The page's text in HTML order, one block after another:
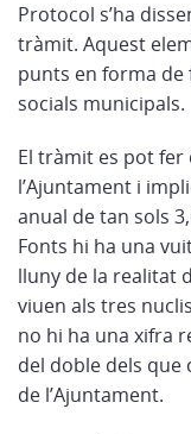
Protocol s’ha
tràmit. Aquest
punts en forma de
socials municipals.
El tràmit es pot fer
l’Ajuntament i
anual de tan sols
Fonts hi ha una
lluny de la realitat
viuen als tres
no hi ha una xifra
del doble dels que
de l’Ajuntament.